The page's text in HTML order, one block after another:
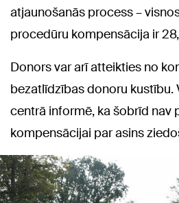
atjaunošanās process –
procedūru kompensācija ir
Donors var arī atteikties no
bezatlīdzības donoru kustību.
centrā informē, ka šobrīd nav
kompensācijai par asins